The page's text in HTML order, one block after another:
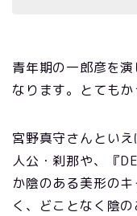
青年期の一郎彦を
なります。とてもか
宮野真守さんとい
人公・刹那や、『
か陰のある美形の
く、どことなく陰